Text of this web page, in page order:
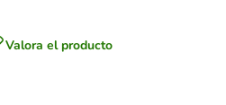
Valora el producto